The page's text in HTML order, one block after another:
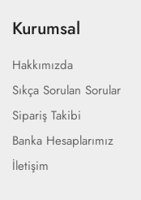
Kurumsal
Hakkımızda
Sıkça Sorulan Sorular
Sipariş Takibi
Banka Hesaplarımız
İletişim